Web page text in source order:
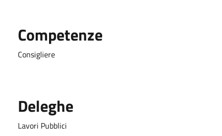
Competenze
Consigliere
Deleghe
Lavori Pubblici